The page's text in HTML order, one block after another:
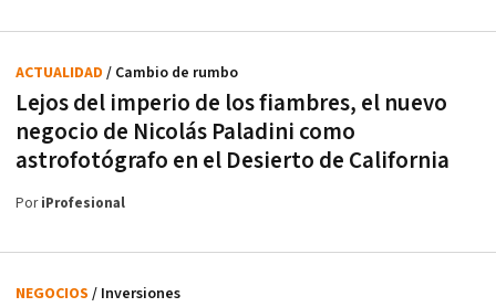
Lejos del imperio de los fiambres, el nuevo
negocio de Nicolás Paladini como
astrofotógrafo en el Desierto de California
ACTUALIDAD / Cambio de rumbo
PoriProfesional
NEGOCIOS / Inversiones